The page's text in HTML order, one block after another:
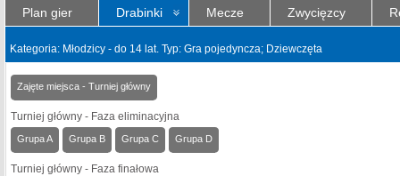
Plan gier Drabinki Mecze Zwycięzcy
Kategoria: Młodzicy - do 14 lat. Typ: Gra pojedyncza; Dziewczęta
Zajęte miejsca - Turniej główny
Turniej główny - Faza eliminacyjna
Grupa A Grupa B Grupa C Grupa D
Turniej główny - Faza finałowa